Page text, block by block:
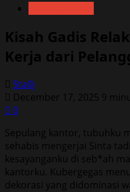
Kisah Gadis
Kerja dari
5ta0j
December 17, 2025 9
0
Sepulang kantor, tubuhku
sehabis mengerjai Sinta
kesayanganku di seb*ah
kantorku. Kubergegas
dekorasi yang didominasi